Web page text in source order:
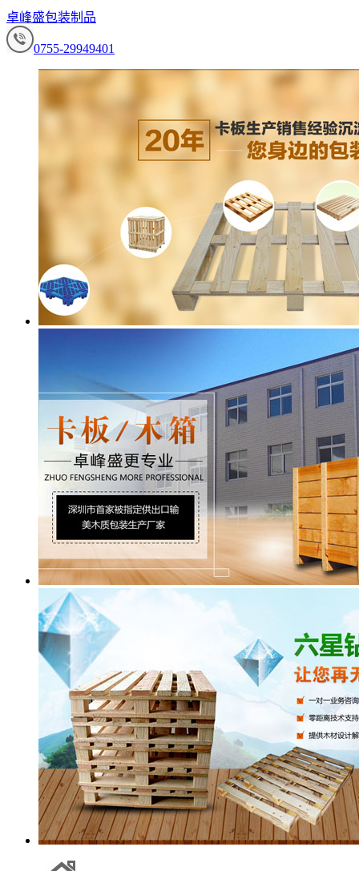
卓峰盛包装制品
0755-29949401